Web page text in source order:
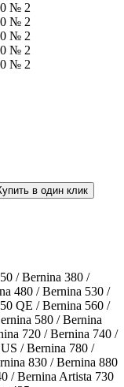
в один клик
/ Bernina 380 /
480 / Bernina 530 /
QE / Bernina 560 /
580 / Bernina
720 / Bernina 740 /
/ Bernina 780 /
830 / Bernina 880
/ Bernina Artista 730